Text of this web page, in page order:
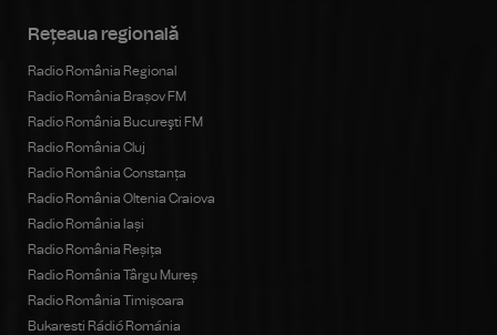
Rețeaua regională
Radio România Regional
Radio România Brașov FM
Radio România Bucureşti FM
Radio România Cluj
Radio România Constanța
Radio România Oltenia Craiova
Radio România Iași
Radio România Reșița
Radio România Târgu Mureș
Radio România Timișoara
Bukaresti Rádió Románia